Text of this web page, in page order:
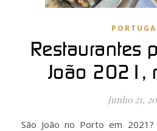
Restaurantes
João 2021,
Junho 21,
São João no Porto em 2021? Começo por falar do